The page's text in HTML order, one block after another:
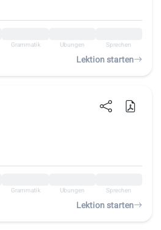
Grammatik Übungen Sprechen
Lektion starten
Grammatik Übungen Sprechen
Lektion starten